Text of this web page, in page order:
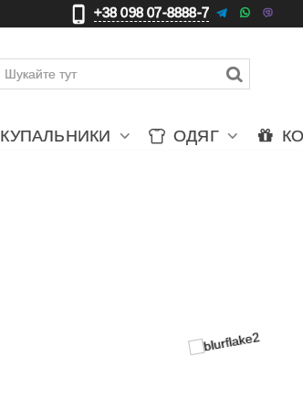
+38 098 07-8888-7 更 車 賈
КУПАЛЬНИКИ ОДЯГ